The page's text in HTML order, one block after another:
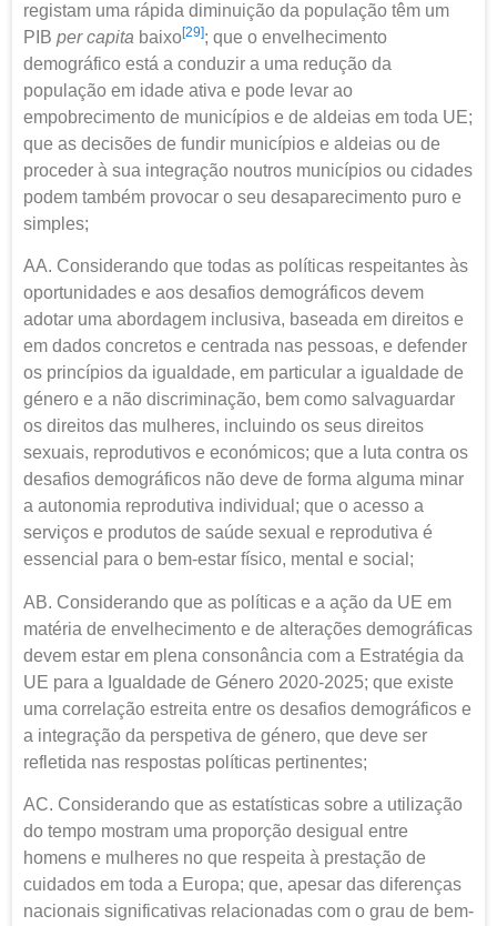
registam uma rápida diminuição da população têm um
PIB per capita baixo[29]; que o envelhecimento
demográfico está a conduzir a uma redução da
população em idade ativa e pode levar ao
empobrecimento de municípios e de aldeias em toda UE;
que as decisões de fundir municípios e aldeias ou de
proceder à sua integração noutros municípios ou cidades
podem também provocar o seu desaparecimento puro e
simples;
AA. Considerando que todas as políticas respeitantes às
oportunidades e aos desafios demográficos devem
adotar uma abordagem inclusiva, baseada em direitos e
em dados concretos e centrada nas pessoas, e defender
os princípios da igualdade, em particular a igualdade de
género e a não discriminação, bem como salvaguardar
os direitos das mulheres, incluindo os seus direitos
sexuais, reprodutivos e económicos; que a luta contra os
desafios demográficos não deve de forma alguma minar
a autonomia reprodutiva individual; que o acesso a
serviços e produtos de saúde sexual e reprodutiva é
essencial para o bem-estar físico, mental e social;
AB. Considerando que as políticas e a ação da UE em
matéria de envelhecimento e de alterações demográficas
devem estar em plena consonância com a Estratégia da
UE para a Igualdade de Género 2020-2025; que existe
uma correlação estreita entre os desafios demográficos e
a integração da perspetiva de género, que deve ser
refletida nas respostas políticas pertinentes;
AC. Considerando que as estatísticas sobre a utilização
do tempo mostram uma proporção desigual entre
homens e mulheres no que respeita à prestação de
cuidados em toda a Europa; que, apesar das diferenças
nacionais significativas relacionadas com o grau de bem-